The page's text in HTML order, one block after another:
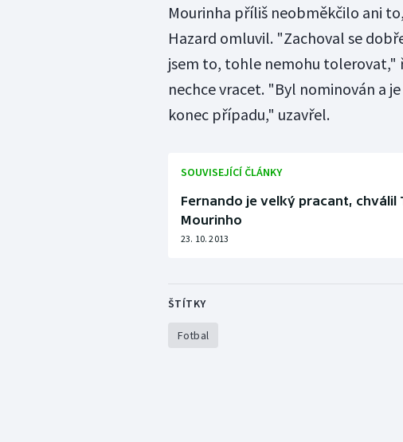
Mourinha příliš neobměkčilo ani
Hazard omluvil. "Zachoval se
jsem to, tohle nemohu tolerovat,"
nechce vracet. "Byl nominován a
konec případu," uzavřel.
SOUVISEJÍCÍ ČLÁNKY
Fernando je velký pracant,
Mourinho
23. 10. 2013
ŠTÍTKY
Fotbal